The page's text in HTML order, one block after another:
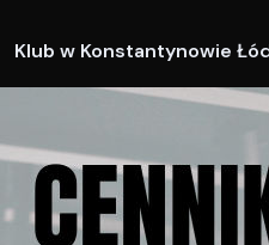
Klub w Konstantynowie